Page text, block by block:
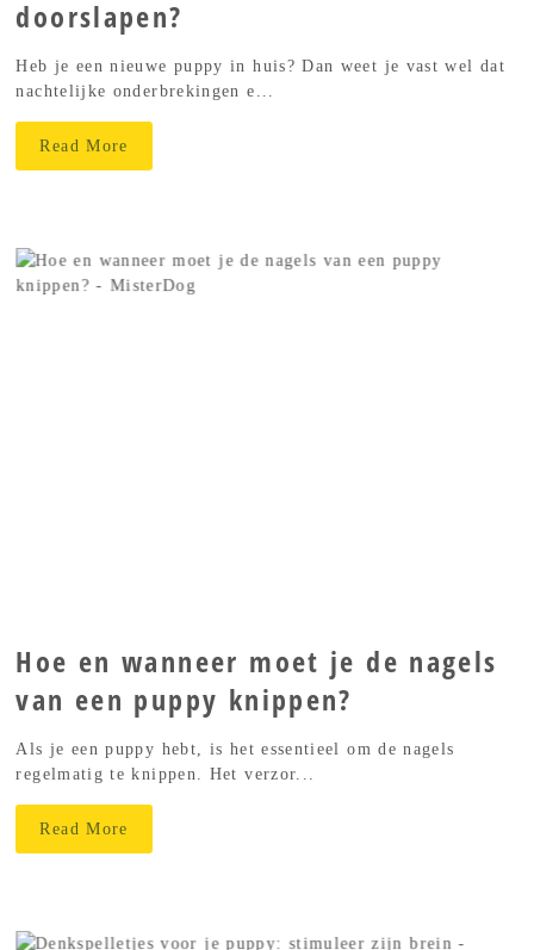
doorslapen?
Heb je een nieuwe puppy in huis? Dan weet je vast wel dat
nachtelijke onderbrekingen e...
Read More
Hoe en wanneer moet je de nagels
van een puppy knippen?
Als je een puppy hebt, is het essentieel om de nagels
regelmatig te knippen. Het verzor...
Read More